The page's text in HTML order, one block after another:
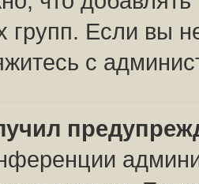
групп. Если вы
с